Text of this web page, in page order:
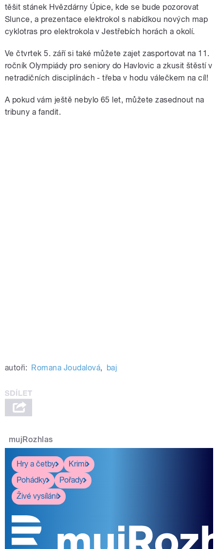
těšit stánek Hvězdárny Úpice, kde se bude pozorovat
Slunce, a prezentace elektrokol s nabídkou nových map
cyklotras pro elektrokola v Jestřebích horách a okolí.
Ve čtvrtek 5. září si také můžete zajet zasportovat na 11.
ročník Olympiády pro seniory do Havlovic a zkusit štěstí v
netradičních disciplínách - třeba v hodu válečkem na cíl!
A pokud vám ještě nebylo 65 let, můžete zasednout na
tribuny a fandit.
autoři: Romana Joudalová, baj
mujRozhlas
Hry a četby
Krimi
Pohádky
Pořady
Živé vysílání